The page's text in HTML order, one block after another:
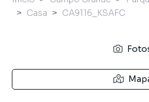
Casa
CA9116_KSAFC